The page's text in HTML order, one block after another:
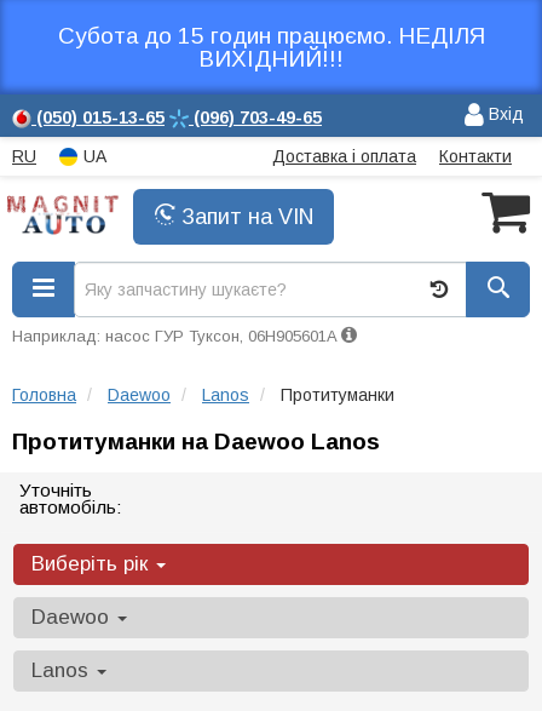
Субота до 15 годин працюємо. НЕДІЛЯ
ВИХІДНИЙ!!!
(050) 015-13-65 (096) 703-49-65 Вхід
RU UA Доставка і оплата Контакти
Запит на VIN
Наприклад: насос ГУР Туксон, 06H905601A
Головна Daewoo Lanos Протитуманки
Протитуманки на Daewoo Lanos
Уточніть
автомобіль:
Виберіть рік
Daewoo
Lanos